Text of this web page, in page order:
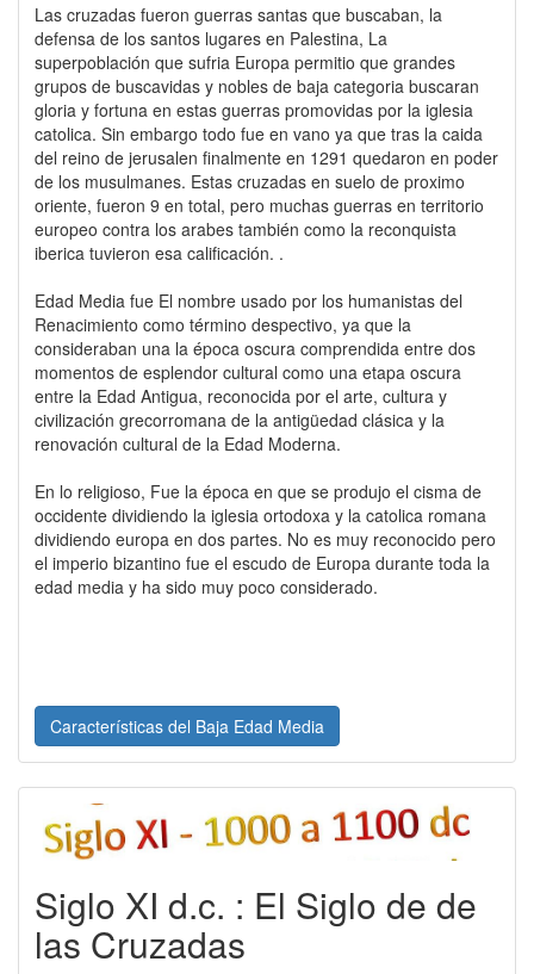
Las cruzadas fueron guerras santas que buscaban, la
defensa de los santos lugares en Palestina, La
superpoblación que sufria Europa permitio que grandes
grupos de buscavidas y nobles de baja categoria buscaran
gloria y fortuna en estas guerras promovidas por la iglesia
catolica. Sin embargo todo fue en vano ya que tras la caida
del reino de jerusalen finalmente en 1291 quedaron en poder
de los musulmanes. Estas cruzadas en suelo de proximo
oriente, fueron 9 en total, pero muchas guerras en territorio
europeo contra los arabes también como la reconquista
iberica tuvieron esa calificación. .
Edad Media fue El nombre usado por los humanistas del
Renacimiento como término despectivo, ya que la
consideraban una la época oscura comprendida entre dos
momentos de esplendor cultural como una etapa oscura
entre la Edad Antigua, reconocida por el arte, cultura y
civilización grecorromana de la antigüedad clásica y la
renovación cultural de la Edad Moderna.
En lo religioso, Fue la época en que se produjo el cisma de
occidente dividiendo la iglesia ortodoxa y la catolica romana
dividiendo europa en dos partes. No es muy reconocido pero
el imperio bizantino fue el escudo de Europa durante toda la
edad media y ha sido muy poco considerado.
Características del Baja Edad Media
Siglo XI d.c. : El Siglo de de
las Cruzadas